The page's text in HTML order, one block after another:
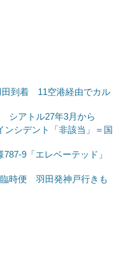
田到着 11空港経由でカル
シアトル27年3月から
ンシデント「非該当」＝国
9「エレベーテッド」
時便 羽田発神戸行きも